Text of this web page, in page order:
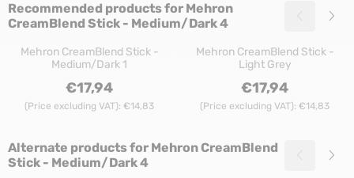
Recommended products for Mehron
CreamBlend Stick - Medium/Dark 4
Mehron CreamBlend Stick -
Medium/Dark 1
Price: 17,94, excluding VAT: 14,83
€17,94
(Price excluding VAT): €14,83
Mehron CreamBlend Stick -
Light Grey
Price: 17,94,
€17,94
(Price excluding VAT): €14,83
Alternate products for Mehron CreamBlend
Stick - Medium/Dark 4